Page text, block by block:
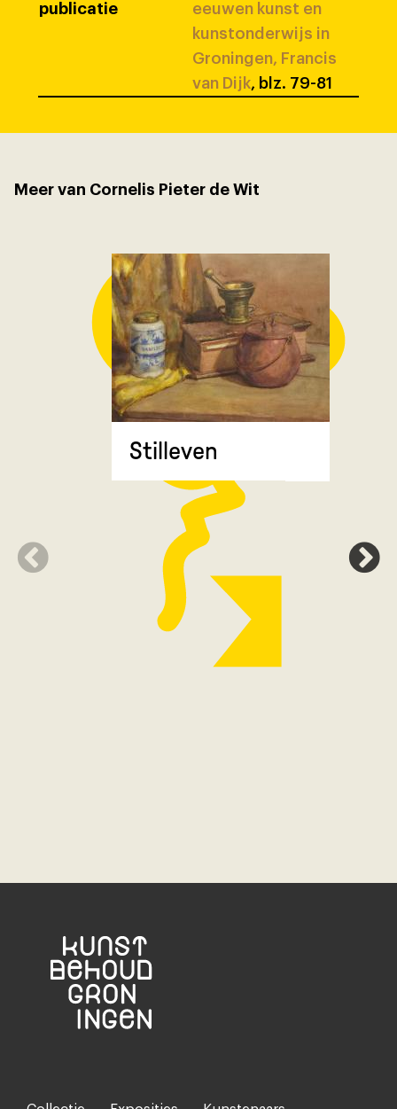
publicatie
eeuwen kunst en
kunstonderwijs in
Groningen, Francis
van Dijk, blz. 79-81
Meer van Cornelis Pieter de Wit
Stilleven